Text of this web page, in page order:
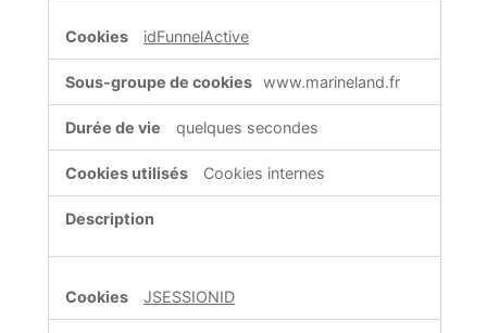
idFunnelActive
www.marineland.fr
quelques secondes
Cookies internes
JSESSIONID